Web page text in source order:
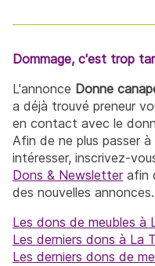
Dommage, c'est trop
L'annonce Donne
a déjà trouvé preneur
en contact avec le
Afin de ne plus passer
intéresser, inscrivez-
Dons & Newsletterafin
des nouvelles annonces.
Les dons de meubles à
Les derniers dons à La
Les derniers dons de